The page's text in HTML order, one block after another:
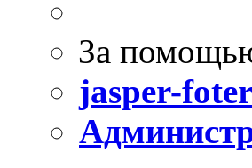
За
jasper-foter